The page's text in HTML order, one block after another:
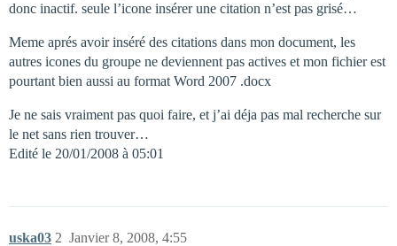
donc inactif. seule l’icone insérer une citation n’est pas grisé…
Meme aprés avoir inséré des citations dans mon document, les
autres icones du groupe ne deviennent pas actives et mon fichier est
pourtant bien aussi au format Word 2007 .docx
Je ne sais vraiment pas quoi faire, et j’ai déja pas mal recherche sur
le net sans rien trouver…
Edité le 20/01/2008 à 05:01
uska03 Janvier 8, 2008, 4:55
2